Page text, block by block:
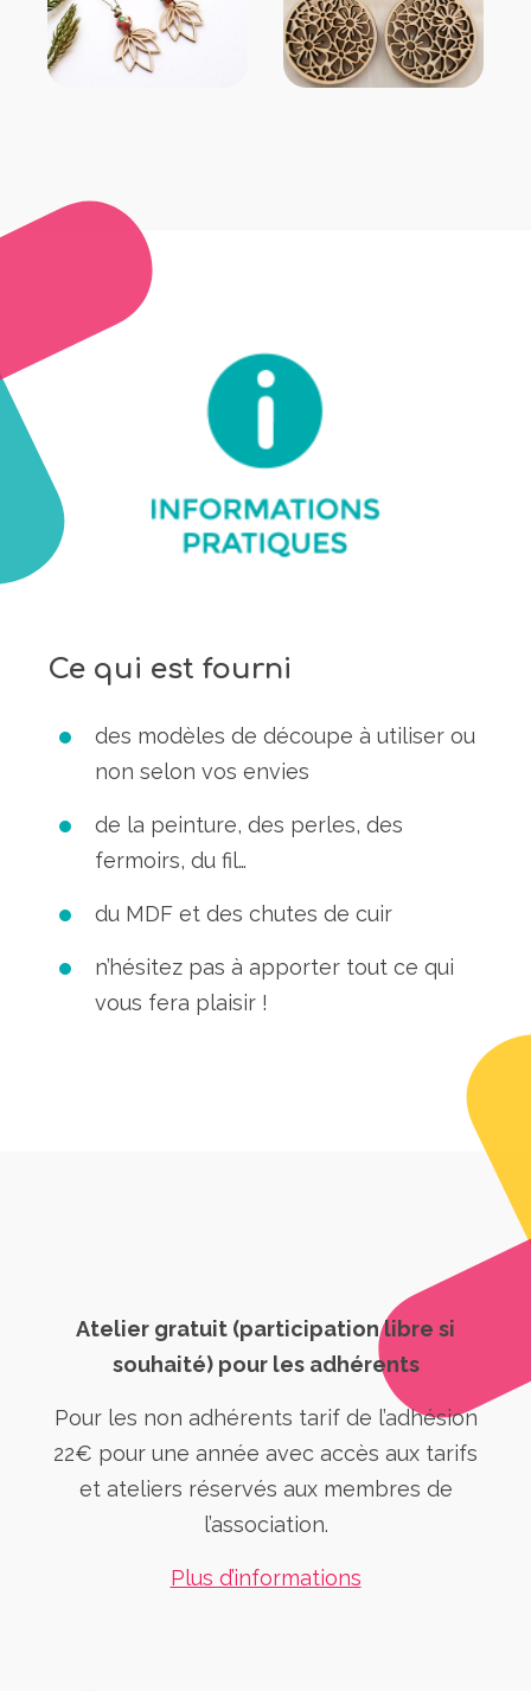
Ce qui est fourni
des modèles de découpe à utiliser ou
non selon vos envies
de la peinture, des perles, des
fermoirs, du fil…
du MDF et des chutes de cuir
n’hésitez pas à apporter tout ce qui
vous fera plaisir !
Atelier gratuit (participation libre si
souhaité) pour les adhérents
Pour les non adhérents tarif de l’adhésion
22€ pour une année avec accès aux tarifs
et ateliers réservés aux membres de
l’association.
Plus d’informations